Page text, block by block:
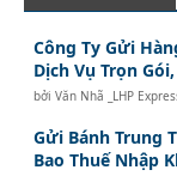
Công Ty Gửi
Dịch Vụ Trọn
bởiVăn Nhã _LHP
Gửi Bánh Trung
Bao Thuế Nhập